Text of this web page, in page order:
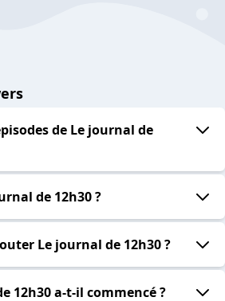
de Le journal de
de 12h30 ?
Le journal de 12h30 ?
12h30 a-t-il commencé ?